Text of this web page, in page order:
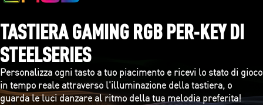
TASTIERA GAMING RGB PER-KEY DI
STEELSERIES
Personalizza ogni tasto a tuo piacimento e ricevi lo stato di gioco
in tempo reale attraverso l'illuminazione della tastiera, o
guarda le luci danzare al ritmo della tua melodia preferita!